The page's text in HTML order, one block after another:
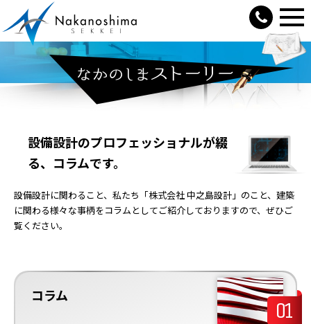
設備設計のプロフェッショナルが綴
る、コラムです。
設備設計に関わること、私たち「株式会社 中之島設計」のこと、建築
に関わる様々な事柄をコラムとしてご紹介しておりますので、ぜひご
覧ください。
コラム
01